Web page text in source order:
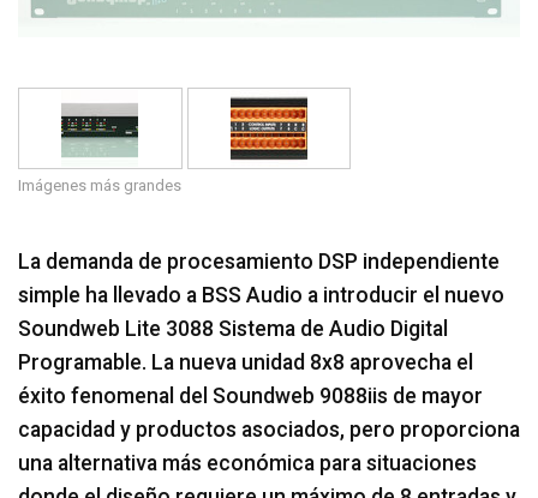
Idioma/Región
Imágenes más grandes
La demanda de procesamiento DSP independiente
simple ha llevado a BSS Audio a introducir el nuevo
Soundweb Lite 3088 Sistema de Audio Digital
Programable. La nueva unidad 8x8 aprovecha el
éxito fenomenal del Soundweb 9088iis de mayor
capacidad y productos asociados, pero proporciona
una alternativa más económica para situaciones